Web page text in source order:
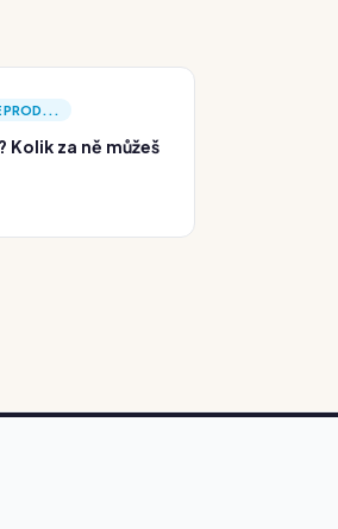
PROD...
za ně můžeš